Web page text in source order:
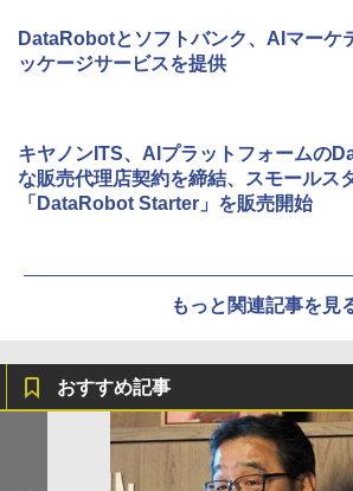
DataRobotとソフトバンク、AIマーケ
ッケージサービスを提供
キヤノンITS、AIプラットフォームの
な販売代理店契約を締結、スモールス
「DataRobot Starter」を販売開始
もっと関連記事を見
おすすめ記事